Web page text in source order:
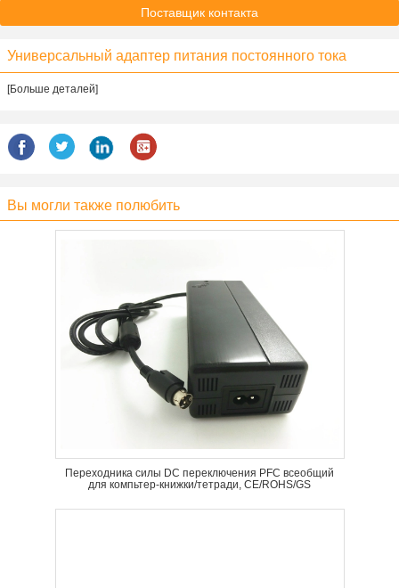
Поставщик контакта
Универсальный адаптер питания постоянного тока
[Больше деталей]
Вы могли также полюбить
Переходника силы DC переключения PFC всеобщий
для компьтер-книжки/тетради, CE/ROHS/GS